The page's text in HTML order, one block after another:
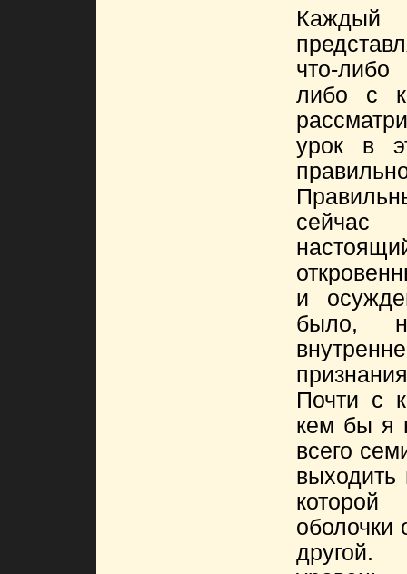
Каждый
что-
либо с
урок в
и
было,
Почти с
кем бы я
всего
оболочки